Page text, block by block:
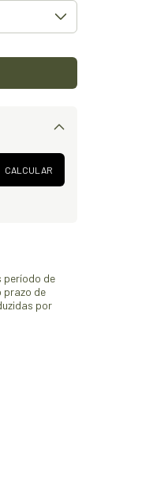
CEP
CALCULAR
período de
prazo de
por